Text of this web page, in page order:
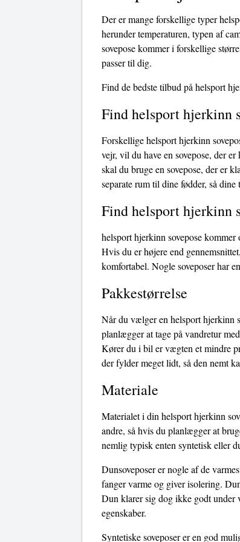
Der er mange forskellige typer
herunder temperaturen, typen af
sovepose kommer i forskellige
passer til dig.
Find de bedste tilbud på helsport
Find helsport hjerkinn
Forskellige helsport hjerkinn
vejr, vil du have en sovepose, der
skal du bruge en sovepose, der er
separate rum til dine fødder, så
Find helsport hjerkinn
helsport hjerkinn sovepose
Hvis du er højere end
komfortabel. Nogle soveposer har
Pakkestørrelse
Når du vælger en helsport hjerkinn
planlægger at tage på vandretur
Kører du i bil er vægten et mindre
der fylder meget lidt, så den nemt
Materiale
Materialet i din helsport hjerkinn
andre, så hvis du planlægger at
nemlig typisk enten syntetisk eller
Dunsoveposer er nogle af de
fanger varme og giver isolering.
Dun klarer sig dog ikke godt under
egenskaber.
Syntetiske soveposer er en god